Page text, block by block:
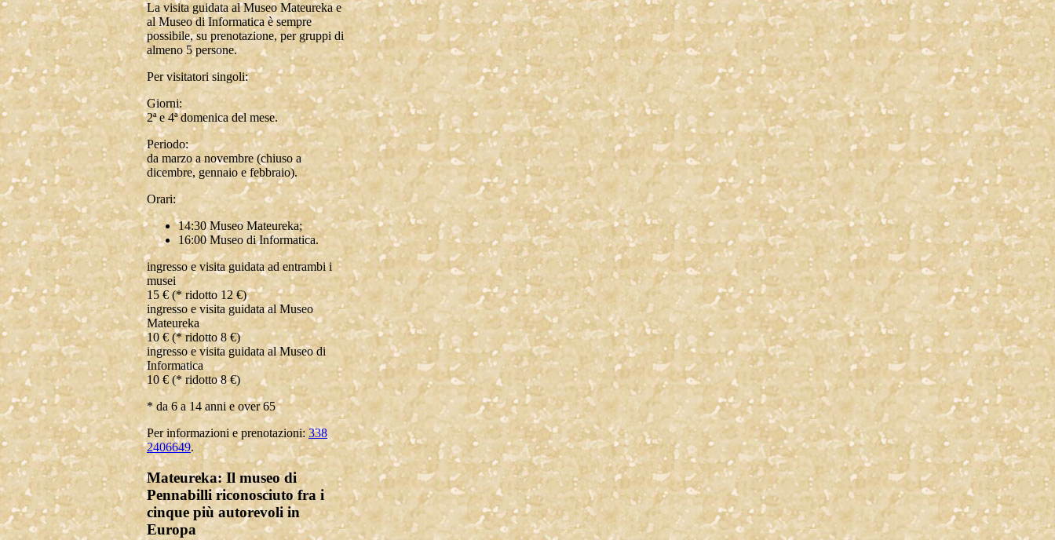
La visita guidata al Museo Mateureka e
al Museo di Informatica è sempre
possibile, su prenotazione, per gruppi di
almeno 5 persone.
Per visitatori singoli:
Giorni:
2ª e 4ª domenica del mese.
Periodo:
da marzo a novembre (chiuso a
dicembre, gennaio e febbraio).
Orari:
14:30 Museo Mateureka;
16:00 Museo di Informatica.
ingresso e visita guidata ad entrambi i
musei
15 € (* ridotto 12 €)
ingresso e visita guidata al Museo
Mateureka
10 € (* ridotto 8 €)
ingresso e visita guidata al Museo di
Informatica
10 € (* ridotto 8 €)
* da 6 a 14 anni e over 65
Per informazioni e prenotazioni: 338
2406649.
Mateureka: Il museo di
Pennabilli riconosciuto fra i
cinque più autorevoli in
Europa